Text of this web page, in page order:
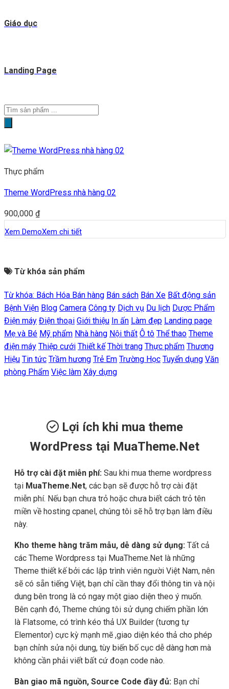
Giáo dục
Landing Page
Tìm
phẩm
Thực phẩm
Theme WordPress nhà hàng 02
900,000 ₫
Xem DemoXem chi tiết
Từ khóa sản phẩm
Từ khóa: Bách Hóa Bán hàng Bán sách Bán Xe Bất động sản
Bệnh Viện Blog Camera Công ty Dịch vụ Du lịch Dược Phẩm
Điện máy Điện thoại Giới thiệu In ấn Làm đẹp Landing page
Mẹ và Bé Mỹ phẩm Nhà hàng Nội thất Ô tô Thể thao Theme
điện máy Thiệp cưới Thiết kế Thời trang Thực phẩm Thương
Hiệu Tin tức Trầm hương Trẻ Em Trường Học Tuyển dụng Văn
phòng Phẩm Việc làm Xây dựng
Lợi ích khi mua theme
WordPress tại MuaTheme.Net
Hỗ trợ cài đặt miễn phí: Sau khi mua theme wordpress
tại MuaTheme.Net, các bạn sẽ được hỗ trợ cài đặt
miễn phí. Nếu bạn chưa trỏ hoặc chưa biết cách trỏ tên
miền về hosting cpanel, chúng tôi sẽ hỗ trợ bạn làm điều
này.
Kho theme hàng trăm mẫu, dễ dàng sử dụng: Tất cả
các Theme Wordpress tại MuaTheme.Net là những
Theme thiết kế bởi các lập trình viên người Việt Nam, nên
sẽ có sẵn tiếng Việt, bạn chỉ cần thay đổi thông tin và nội
dung bên trong là có ngay một giao diện theo ý muốn.
Bên cạnh đó, Theme chúng tôi sử dụng chiếm phần lớn
là Flatsome, có trình kéo thả UX Builder (tương tự
Elementor) cực kỳ mạnh mẽ ,giao diện kéo thả cho phép
bạn chỉnh sửa nội dung, tùy biến bố cục dễ dàng hơn mà
không cần phải viết bất cứ đoạn code nào.
Bàn giao mã nguồn, Source Code đầy đủ: Bạn chỉ